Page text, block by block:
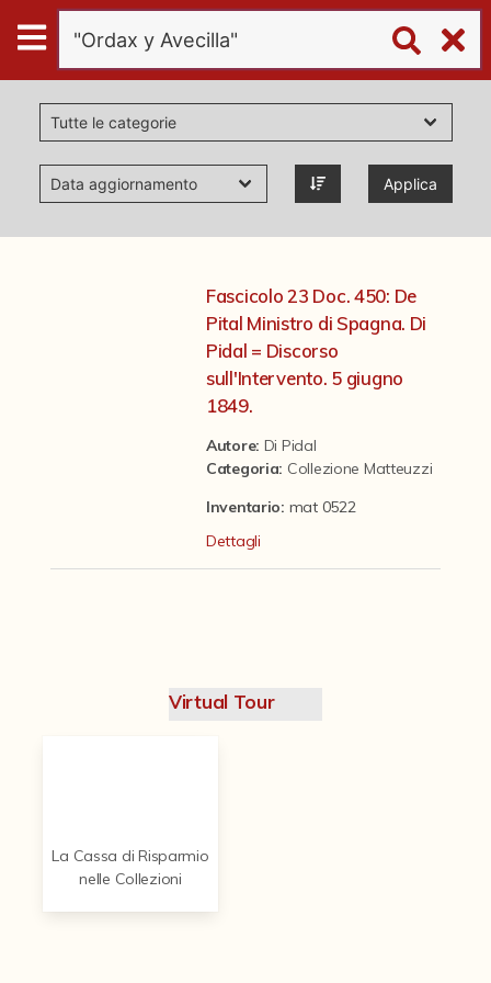
Digital
Humanities
Donazioni
Pubblicazioni
Il progetto Digital Humanities
Applica
Fascicolo 23 Doc. 450: De
Pital Ministro di Spagna. Di
Pidal = Discorso
sull'Intervento. 5 giugno
1849.
Autore: Di Pidal
Categoria: Collezione Matteuzzi
Inventario: mat 0522
Dettagli
Virtual Tour
La Cassa di Risparmio
nelle Collezioni